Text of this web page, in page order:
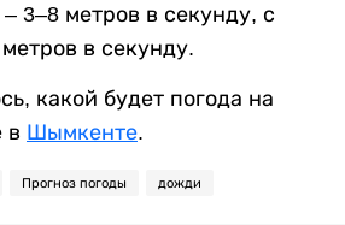
3–8 метров в секунду, с
в секунду.
какой будет погода на
в Шымкенте.
Прогноз погоды дожди